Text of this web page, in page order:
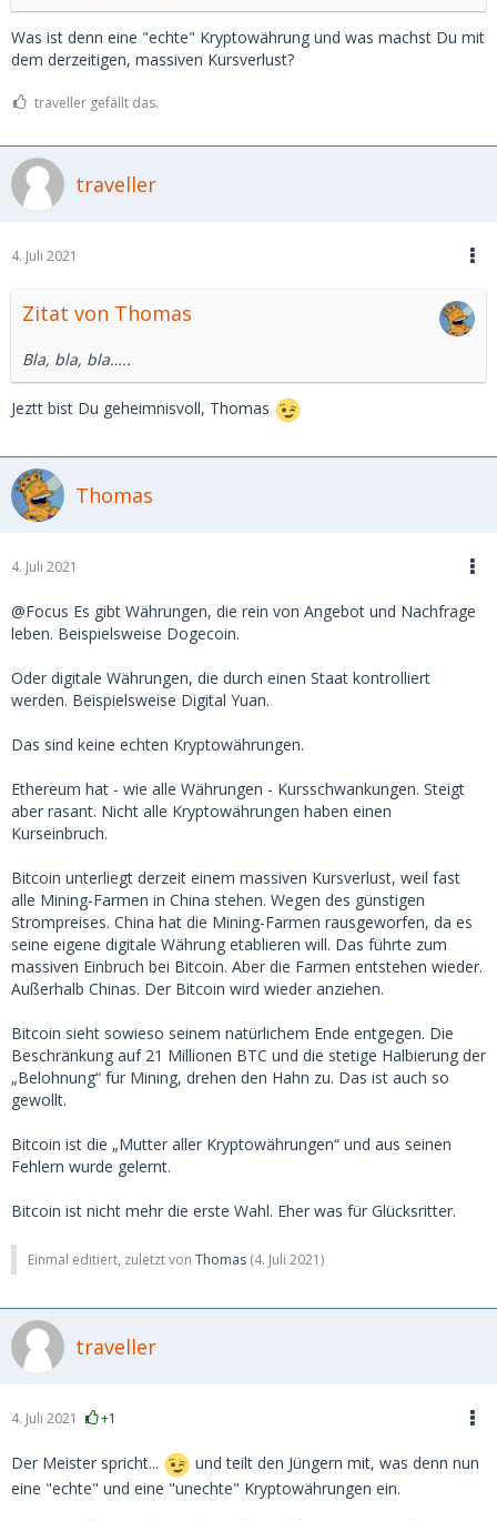
Was ist denn eine "echte" Kryptowährung und was machst Du mit
dem derzeitigen, massiven Kursverlust?
traveller gefällt das.
traveller
4. Juli 2021
Zitat von Thomas
Bla, bla, bla…..
Jeztt bist Du geheimnisvoll, Thomas
Thomas
4. Juli 2021
@Focus Es gibt Währungen, die rein von Angebot und Nachfrage
leben. Beispielsweise Dogecoin.
Oder digitale Währungen, die durch einen Staat kontrolliert
werden. Beispielsweise Digital Yuan.
Das sind keine echten Kryptowährungen.
Ethereum hat - wie alle Währungen - Kursschwankungen. Steigt
aber rasant. Nicht alle Kryptowährungen haben einen
Kurseinbruch.
Bitcoin unterliegt derzeit einem massiven Kursverlust, weil fast
alle Mining-Farmen in China stehen. Wegen des günstigen
Strompreises. China hat die Mining-Farmen rausgeworfen, da es
seine eigene digitale Währung etablieren will. Das führte zum
massiven Einbruch bei Bitcoin. Aber die Farmen entstehen wieder.
Außerhalb Chinas. Der Bitcoin wird wieder anziehen.
Bitcoin sieht sowieso seinem natürlichem Ende entgegen. Die
Beschränkung auf 21 Millionen BTC und die stetige Halbierung der
„Belohnung“ für Mining, drehen den Hahn zu. Das ist auch so
gewollt.
Bitcoin ist die „Mutter aller Kryptowährungen“ und aus seinen
Fehlern wurde gelernt.
Bitcoin ist nicht mehr die erste Wahl. Eher was für Glücksritter.
Einmal editiert, zuletzt von Thomas (4. Juli 2021)
traveller
4. Juli 2021 +1
Der Meister spricht...
und teilt den Jüngern mit, was denn nun
eine "echte" und eine "unechte" Kryptowährungen ein.